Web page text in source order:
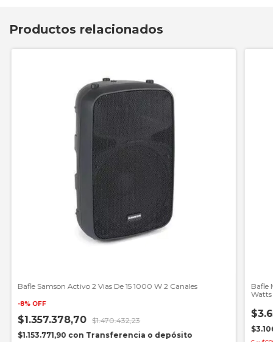
Productos relacionados
Bafle Samson Activo 2 Vias De 15 1000 W 2 Canales
-8% OFF
$1.357.378,70 $1.470.432,23
$1.153.771,90 con Transferencia o depósito
Bafle
Watts